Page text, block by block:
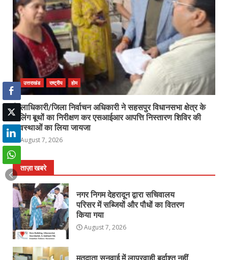
उत्तराखंड राष्ट्रीय होम
जिलाधिकारी/जिला निर्वाचन अधिकारी ने सहसपुर विधानसभा क्षेत्र के
पोलिंग बूथों का निरीक्षण कर एसआईआर आपत्ति निस्तारण शिविर की
व्यवस्थाओं का लिया जायजा
August 7, 2026
ताज़ा खबरे
नगर निगम देहरादून द्वारा सचिवालय
परिसर में सब्जियों और पौधों का वितरण
किया गया
August 7, 2026